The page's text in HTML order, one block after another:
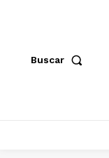
Buscar